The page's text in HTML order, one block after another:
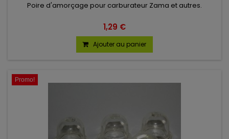
Poire d'amorçage pour carburateur Zama et autres.
1,29 €
Ajouter au panier
Promo!